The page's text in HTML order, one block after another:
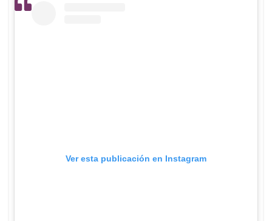
Ver esta publicación en Instagram